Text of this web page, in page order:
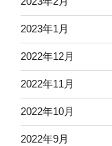
2023年1月
2022年12月
2022年11月
2022年10月
2022年9月